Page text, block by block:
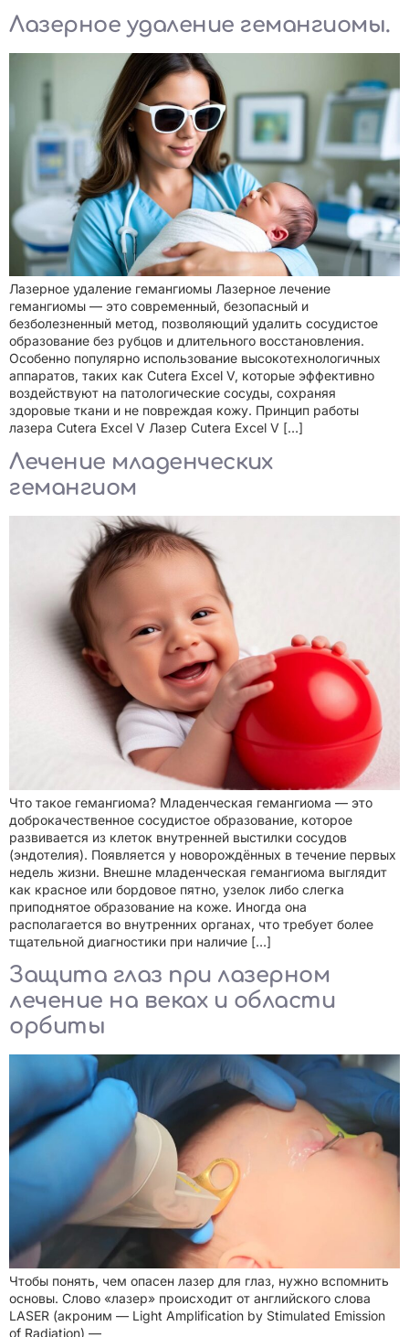
Лазерное удаление гемангиомы.
Лазерное удаление гемангиомы Лазерное лечение
гемангиомы — это современный, безопасный и
безболезненный метод, позволяющий удалить сосудистое
образование без рубцов и длительного восстановления.
Особенно популярно использование высокотехнологичных
аппаратов, таких как Cutera Excel V, которые эффективно
воздействуют на патологические сосуды, сохраняя
здоровые ткани и не повреждая кожу. Принцип работы
лазера Cutera Excel V Лазер Cutera Excel V […]
Лечение младенческих
гемангиом
Что такое гемангиома? Младенческая гемангиома — это
доброкачественное сосудистое образование, которое
развивается из клеток внутренней выстилки сосудов
(эндотелия). Появляется у новорождённых в течение первых
недель жизни. Внешне младенческая гемангиома выглядит
как красное или бордовое пятно, узелок либо слегка
приподнятое образование на коже. Иногда она
располагается во внутренних органах, что требует более
тщательной диагностики при наличие […]
Защита глаз при лазерном
лечение на веках и области
орбиты
Чтобы понять, чем опасен лазер для глаз, нужно вспомнить
основы. Слово «лазер» происходит от английского слова
LASER (акроним — Light Amplification by Stimulated Emission
of Radiation) —